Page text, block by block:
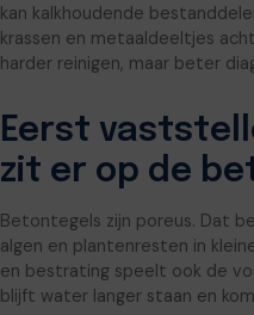
kan kalkhoudende
krassen en metaaldeeltjes
harder reinigen, maar beter
Eerst
zit er op de
Betontegels zijn poreus. Dat
algen en plantenresten in
en bestrating speelt ook de
blijft water langer staan en